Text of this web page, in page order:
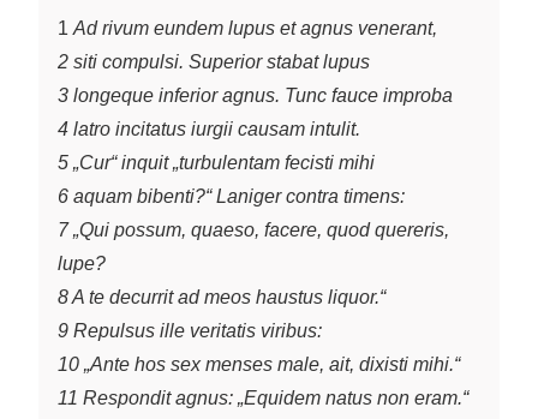
1 Ad rivum eundem lupus et agnus venerant,
2 siti compulsi. Superior stabat lupus
3 longeque inferior agnus. Tunc fauce improba
4 latro incitatus iurgii causam intulit.
5 „Cur“ inquit „turbulentam fecisti mihi
6 aquam bibenti?“ Laniger contra timens:
7 „Qui possum, quaeso, facere, quod quereris,
lupe?
8 A te decurrit ad meos haustus liquor.“
9 Repulsus ille veritatis viribus:
10 „Ante hos sex menses male, ait, dixisti mihi.“
11 Respondit agnus: „Equidem natus non eram.“